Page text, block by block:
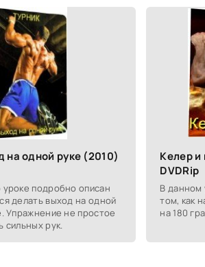
на одной руке (2010)
подробно описан
делать выход на одной
Упражнение не простое
сильных рук.
Келер и
DVDRip
В данном
том, как
на 180